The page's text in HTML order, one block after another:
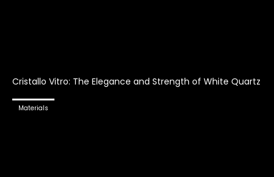
Cristallo Vitro: The Elegance and Strength of White Quartz
Materials